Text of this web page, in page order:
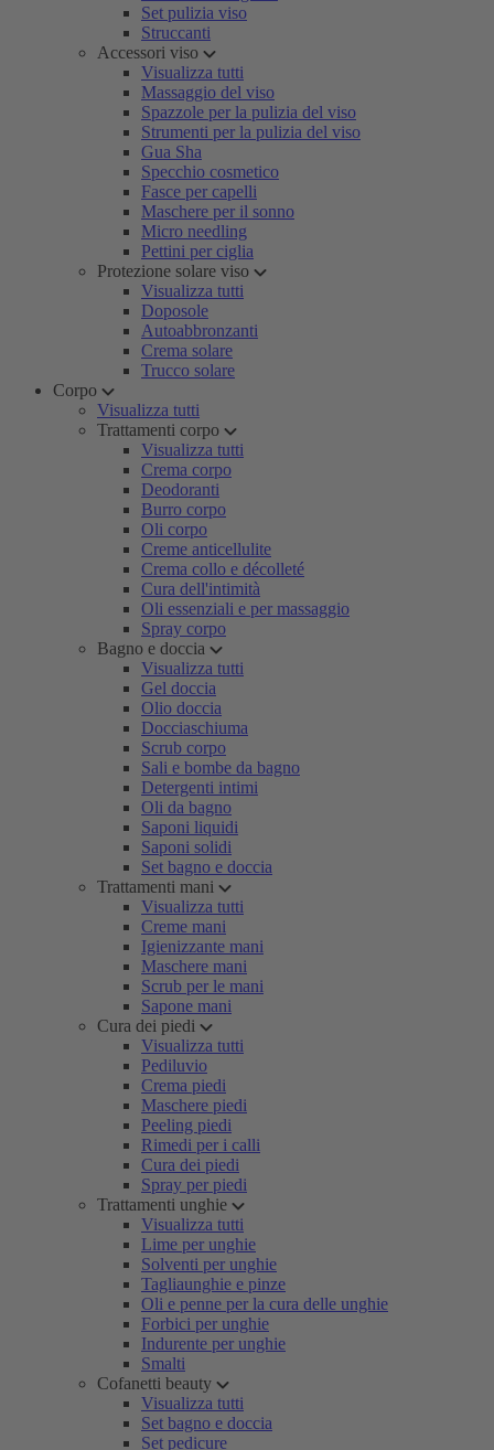
Set pulizia viso
Struccanti
Accessori viso
Visualizza tutti
Massaggio del viso
Spazzole per la pulizia del viso
Strumenti per la pulizia del viso
Gua Sha
Specchio cosmetico
Fasce per capelli
Maschere per il sonno
Micro needling
Pettini per ciglia
Protezione solare viso
Visualizza tutti
Doposole
Autoabbronzanti
Crema solare
Trucco solare
Corpo
Visualizza tutti
Trattamenti corpo
Visualizza tutti
Crema corpo
Deodoranti
Burro corpo
Oli corpo
Creme anticellulite
Crema collo e décolleté
Cura dell'intimità
Oli essenziali e per massaggio
Spray corpo
Bagno e doccia
Visualizza tutti
Gel doccia
Olio doccia
Docciaschiuma
Scrub corpo
Sali e bombe da bagno
Detergenti intimi
Oli da bagno
Saponi liquidi
Saponi solidi
Set bagno e doccia
Trattamenti mani
Visualizza tutti
Creme mani
Igienizzante mani
Maschere mani
Scrub per le mani
Sapone mani
Cura dei piedi
Visualizza tutti
Pediluvio
Crema piedi
Maschere piedi
Peeling piedi
Rimedi per i calli
Cura dei piedi
Spray per piedi
Trattamenti unghie
Visualizza tutti
Lime per unghie
Solventi per unghie
Tagliaunghie e pinze
Oli e penne per la cura delle unghie
Forbici per unghie
Indurente per unghie
Smalti
Cofanetti beauty
Visualizza tutti
Set bagno e doccia
Set pedicure